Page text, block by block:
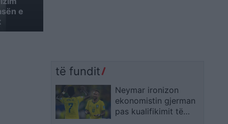
e
të fundit
Neymar ironizon
ekonomistin gjerman
pas kualifikimit të